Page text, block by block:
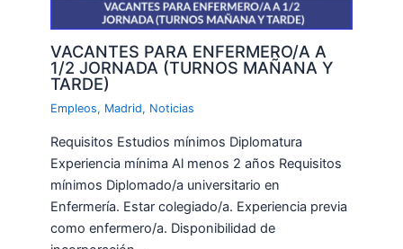
VACANTES PARA ENFERMERO/A A
1/2 JORNADA (TURNOS MAÑANA Y
TARDE)
Empleos, Madrid, Noticias
Requisitos Estudios mínimos Diplomatura
Experiencia mínima Al menos 2 años Requisitos
mínimos Diplomado/a universitario en
Enfermería. Estar colegiado/a. Experiencia previa
como enfermero/a. Disponibilidad de